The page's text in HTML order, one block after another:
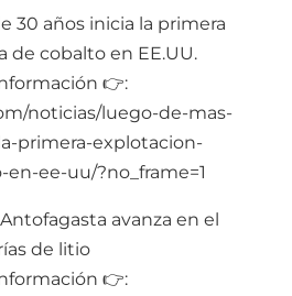
30 años inicia la primera
de cobalto en EE.UU.
👉:
noticias/luego-de-mas-
primera-explotacion-
ee-uu/?no_frame=1
avanza en el
de litio
👉: